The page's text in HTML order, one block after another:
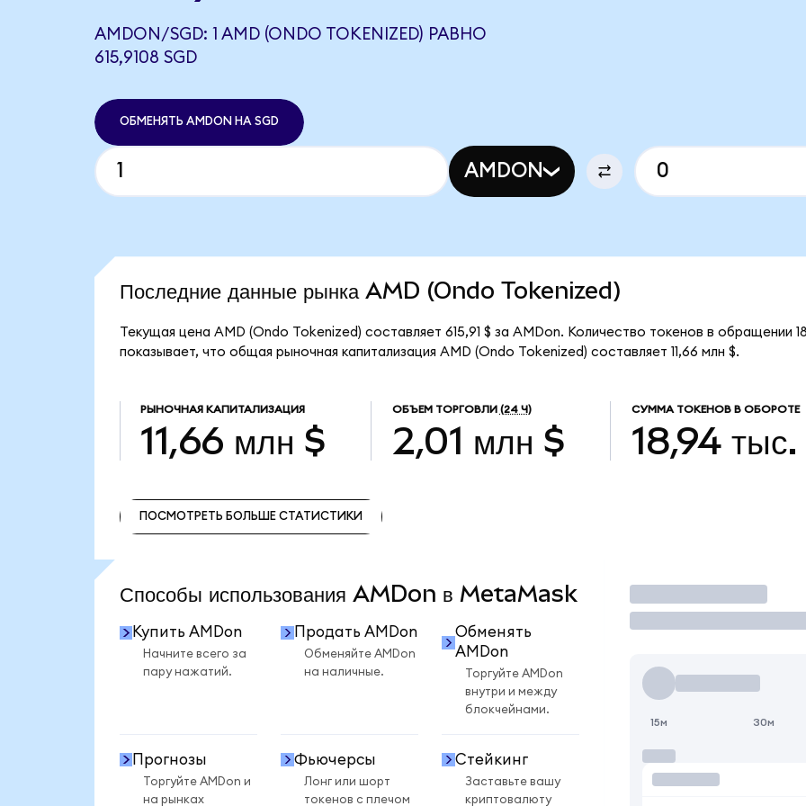
AMDON/SGD: 1 AMD (ONDO TOKENIZED) РАВНО
615,9108 SGD
ОБМЕНЯТЬ AMDON НА SGD
AMDON
Последние данные рынка AMD (Ondo Tokenized)
Текущая цена AMD (Ondo Tokenized) составляет 615,91 $ за AMDon. Количество токенов в обращении
показывает, что общая рыночная капитализация AMD (Ondo Tokenized) составляет 11,66 млн $.
РЫНОЧНАЯ КАПИТАЛИЗАЦИЯ
11,66 млн $
ОБЪЕМ ТОРГОВЛИ (24 Ч)
2,01 млн $
СУММА ТОКЕНОВ В ОБОРОТЕ
18,94 тыс.
ПОСМОТРЕТЬ БОЛЬШЕ СТАТИСТИКИ
Способы использования AMDon в MetaMask
Купить AMDon
Начните всего за
пару нажатий.
Продать AMDon
Обменяйте AMDon
на наличные.
Обменять
AMDon
Торгуйте AMDon
внутри и между
блокчейнами.
Прогнозы
Торгуйте AMDon и
на рынках
Фьючерсы
Лонг или шорт
токенов с плечом
Стейкинг
Заставьте вашу
криптовалюту
Торговать
15м 30м